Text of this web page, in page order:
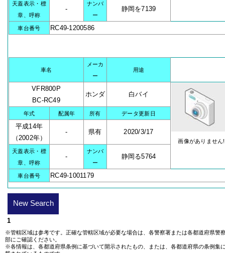
天蓋表示・標
章、呼称
-
ナンバ
ー
静岡を7139
車台番号 RC49-1200586
車名
メーカ
ー
用途
VFR800P
BC-RC49
ホンダ 白バイ
画像がありません!
年式 配属年 所有 データ更新日
平成14年
（2002年）
- 県有 2020/3/17
天蓋表示・標
章、呼称
-
ナンバ
ー
静岡る5764
車台番号 RC49-1001179
New Search
1
※管轄区域は参考です。正確な管轄区域が必要な場合は、各警察署または各都道府県警
部にご確認ください。
※各情報は、各都道府県条例に基づいて開示されたもの、または、各都道府県の条例集